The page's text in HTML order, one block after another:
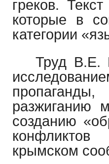
греков.
которые в
категории
Труд В.Е.
разжиганию
созданию
крымском